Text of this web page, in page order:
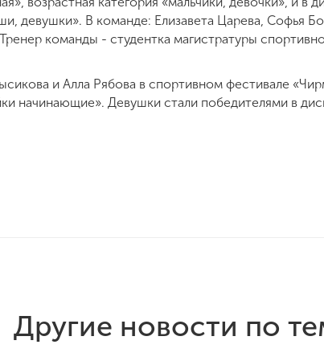
девушки». В команде: Елизавета Царева, Софья
команды - студентка магистратуры
и Алла Рябова в спортивном фестивале
начинающие». Девушки стали победителями в
Другие новости по